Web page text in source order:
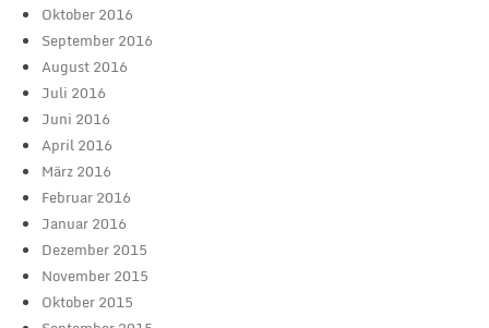
Oktober 2016
September 2016
August 2016
Juli 2016
Juni 2016
April 2016
März 2016
Februar 2016
Januar 2016
Dezember 2015
November 2015
Oktober 2015